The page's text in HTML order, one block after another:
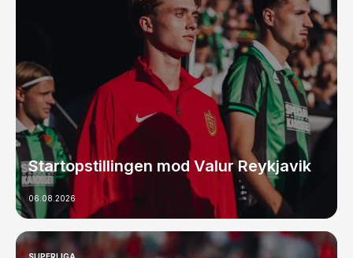
Startopstillingen mod Valur Reykjavik
06.08.2026